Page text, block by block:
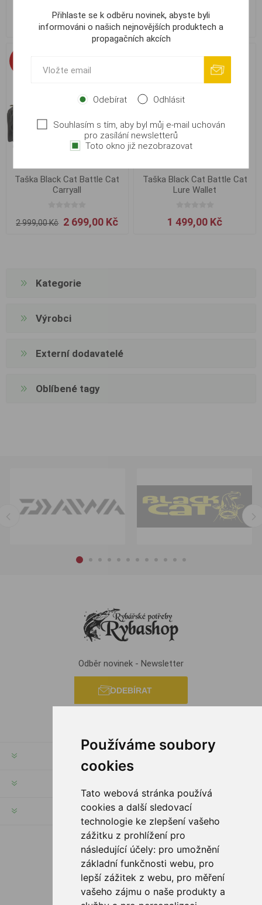
Používáme soubory
cookies
Tato webová stránka používá
cookies a další sledovací
technologie ke zlepšení vašeho
zážitku z prohlížení pro
následující účely: pro umožnění
základní funkčnosti webu, pro
lepší zážitek z webu, pro měření
vašeho zájmu o naše produkty a
1 359,00 Kč 1 359,00 Kč
Taška Black Cat Battle Cat
Carryall
2 999,00 Kč 2 699,00 Kč
Taška Black Cat Battle Cat
Lure Wallet
1 499,00 Kč
Kategorie
Výrobci
Externí dodavatelé
Oblíbené tagy
Odběr novinek - Newsletter
ODEBÍRAT
INFORMACE
SLEDUJTE NÁS
Přihlaste se k odběru novinek, abyste byli
informováni o našich nejnovějších produktech a
propagačních akcích
Odebírat Odhlásit
Souhlasím s tím, aby byl můj e-mail uchován
pro zasílání newsletterů
Toto okno již nezobrazovat